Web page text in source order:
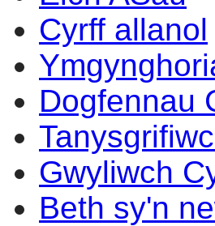
Cyrff allanol
Dogfennau
Gwyliwch
Beth sy'n